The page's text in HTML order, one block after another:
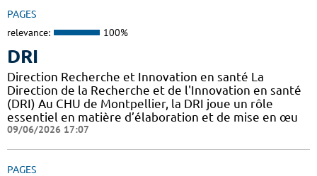
PAGES
relevance: 100%
DRI
Direction Recherche et Innovation en santé La
Direction de la Recherche et de l'Innovation en santé
(DRI) Au CHU de Montpellier, la DRI joue un rôle
essentiel en matière d’élaboration et de mise en œu
09/06/2026 17:07
PAGES